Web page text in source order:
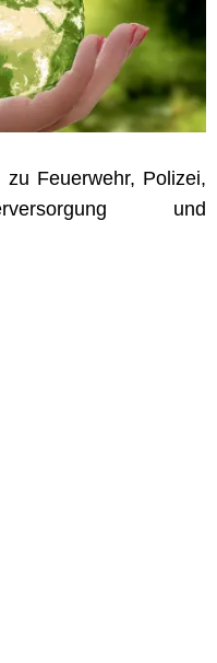
Feuerwehr, Polizei,
und